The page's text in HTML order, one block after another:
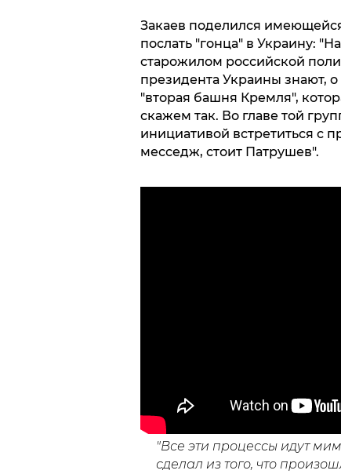
Закаев поделился
послать "гонца" в Украину:
старожилом российской
президента Украины знают,
"вторая башня Кремля",
скажем так. Во главе той
инициативой встретиться с
месседж, стоит Патрушев".
"Все эти процессы идут
сделал из того, что